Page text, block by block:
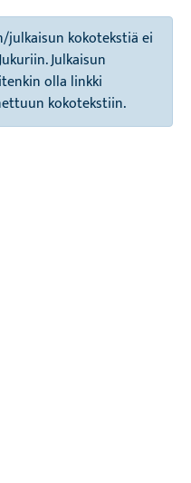
julkaisun kokotekstiä ei
Julkaisun
olla linkki
kokotekstiin.